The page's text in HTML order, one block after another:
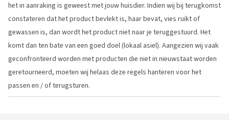
het in aanraking is geweest met jouw huisdier. Indien wij bij terugkomst
constateren dat het product bevlekt is, haar bevat, vies ruikt of
gewassen is, dan wordt het product niet naar je teruggestuurd. Het
komt dan ten bate van een goed doel (lokaal asiel). Aangezien wij vaak
geconfronteerd worden met producten die niet in nieuwstaat worden
geretourneerd, moeten wij helaas deze regels hanteren voor het
passen en / of terugsturen.